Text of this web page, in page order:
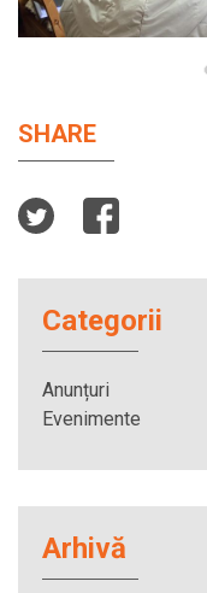
SHARE
Categorii
Anunțuri
Evenimente
Arhivă